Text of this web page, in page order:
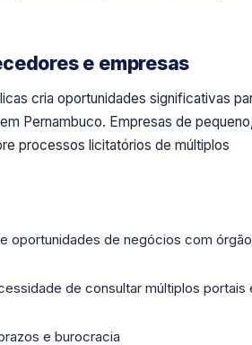
e empresas
cria oportunidades significativas
Pernambuco. Empresas de
processos licitatórios de múltiplos
oportunidades de negócios com
de consultar múltiplos portais
e burocracia